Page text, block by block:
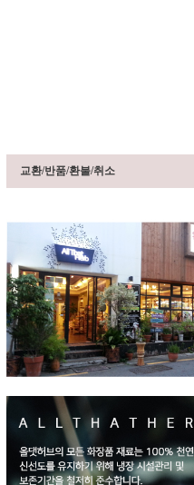
교환/반품/환불/취소